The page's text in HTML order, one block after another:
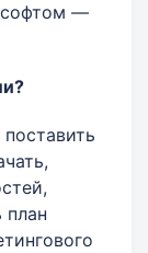
—
план